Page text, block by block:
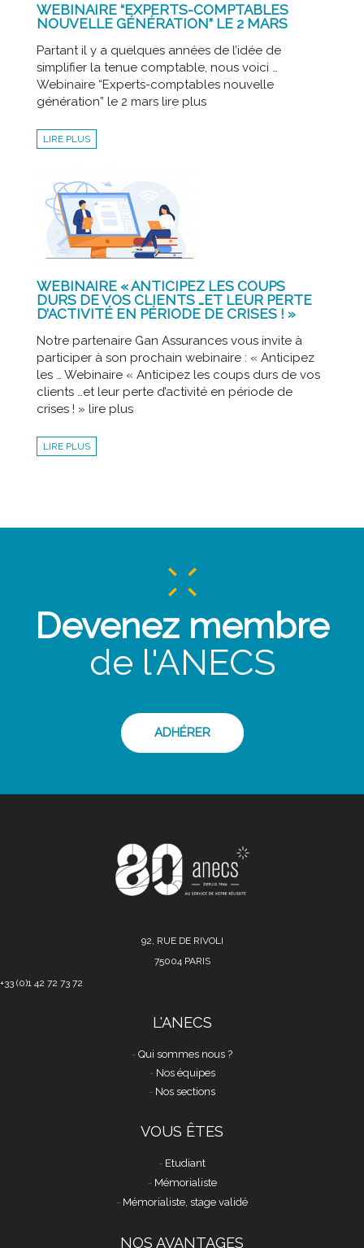
WEBINAIRE “EXPERTS-COMPTABLES
NOUVELLE GÉNÉRATION” LE 2 MARS
Partant il y a quelques années de l’idée de
simplifier la tenue comptable, nous voici …
Webinaire “Experts-comptables nouvelle
génération” le 2 mars lire plus
LIRE PLUS
WEBINAIRE « ANTICIPEZ LES COUPS
DURS DE VOS CLIENTS …ET LEUR PERTE
D’ACTIVITÉ EN PÉRIODE DE CRISES ! »
Notre partenaire Gan Assurances vous invite à
participer à son prochain webinaire : « Anticipez
les … Webinaire « Anticipez les coups durs de vos
clients …et leur perte d’activité en période de
crises ! » lire plus
LIRE PLUS
Devenez membre
de l'ANECS
ADHÉRER
92, RUE DE RIVOLI
75004 PARIS
+33 (0)1 42 72 73 72
L'ANECS
Qui sommes nous ?
Nos équipes
Nos sections
VOUS ÊTES
Etudiant
Mémorialiste
Mémorialiste, stage validé
NOS AVANTAGES